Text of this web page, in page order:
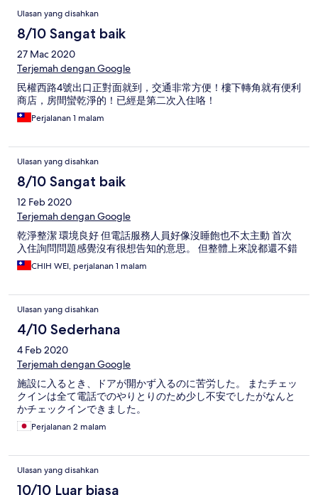
Ulasan yang disahkan
8/10 Sangat baik
27 Mac 2020
Terjemah dengan Google
民權西路4號出口正對面就到，交通非常方便！樓下轉角就有便利
商店，房間蠻乾淨的！已經是第二次入住咯！
Perjalanan 1 malam
Ulasan yang disahkan
8/10 Sangat baik
12 Feb 2020
Terjemah dengan Google
乾淨整潔 環境良好 但電話服務人員好像沒睡飽也不太主動 首次
入住詢問問題感覺沒有很想告知的意思。 但整體上來說都還不錯
CHIH WEI, perjalanan 1 malam
Ulasan yang disahkan
4/10 Sederhana
4 Feb 2020
Terjemah dengan Google
施設に入るとき、ドアが開かず入るのに苦労した。 またチェッ
クインは全て電話でのやりとりのため少し不安でしたがなんと
かチェックインできました。
Perjalanan 2 malam
Ulasan yang disahkan
10/10 Luar biasa